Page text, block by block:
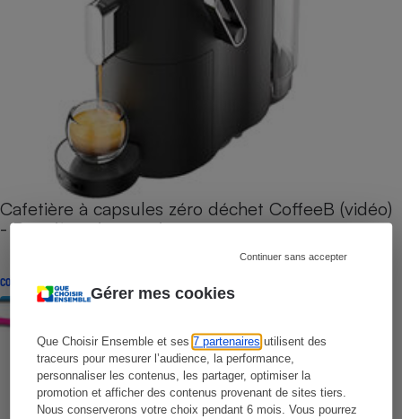
Gérer mes cookies
Que Choisir Ensemble et ses7 partenaires utilisent des
traceurs pour mesurer l’audience, la performance,
personnaliser les contenus, les partager, optimiser la
promotion et afficher des contenus provenant de sites tiers.
Nous conserverons votre choix pendant 6 mois. Vous pourrez
Continuer sans accepter
Cafetière à capsules zéro déchet CoffeeB (vidéo)
- Premières impressions
CONSEILS